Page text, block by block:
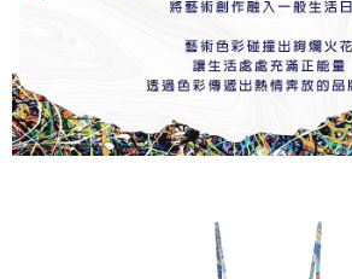
時審查核予不同之上限額度；若仍有額度不足之情
５．嚴禁一人註冊多個帳號或使用他人資訊註冊
恩沛科技股份有限公司將有權停止該用戶之使用